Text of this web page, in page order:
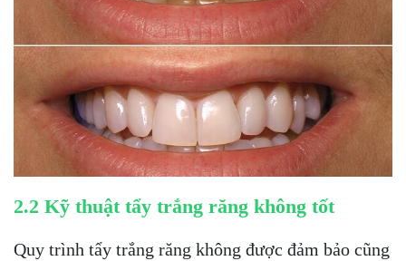
2.2 Kỹ thuật tẩy trắng răng không tốt
Quy trình tẩy trắng răng không được đảm bảo cũng